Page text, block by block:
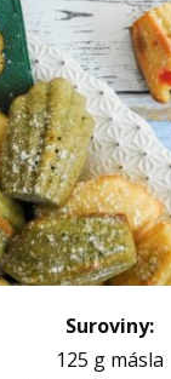
Suroviny:
125 g másla